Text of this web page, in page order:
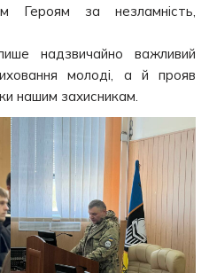
за незламність,
надзвичайно важливий
молоді, а й прояв
нашим захисникам.